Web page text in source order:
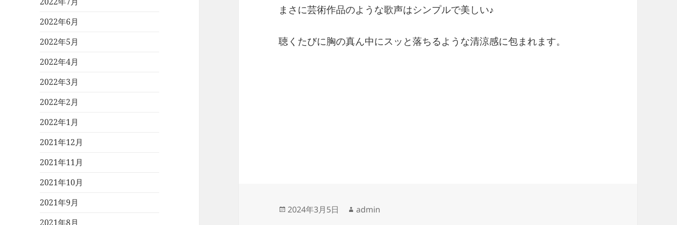
2022年6月
2022年5月
2022年4月
2022年3月
2022年2月
2022年1月
2021年12月
2021年11月
2021年10月
2021年9月
2021年8月
まさに芸術作品のような歌声はシンプルで美しい♪
聴くたびに胸の真ん中にスッと落ちるような清涼感に包まれます。
投
2024年3月5日
作
admin